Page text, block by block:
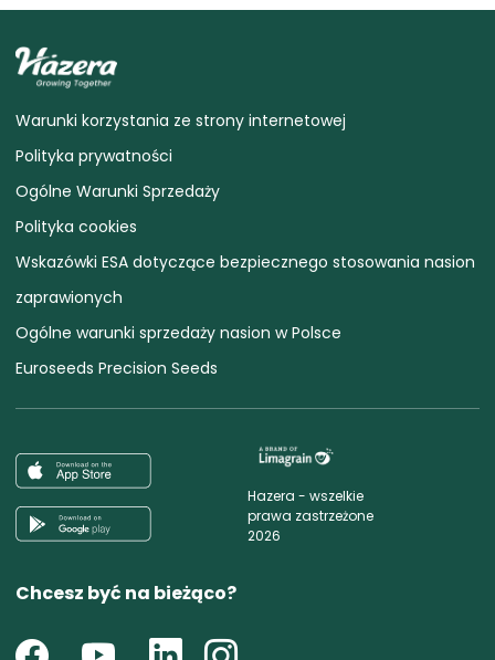
Warunki korzystania ze strony internetowej
Polityka prywatności
Ogólne Warunki Sprzedaży
Polityka cookies
Wskazówki ESA dotyczące bezpiecznego stosowania nasion
zaprawionych
Ogólne warunki sprzedaży nasion w Polsce
Euroseeds Precision Seeds
Hazera - wszelkie
prawa zastrzeżone
2026
Chcesz być na bieżąco?